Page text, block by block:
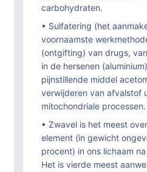
carbohydraten.
• Sulfatering (het
voornaamste
(ontgifting) van drugs,
in de hersenen
pijnstillende middel
verwijderen van afvalstof
mitochondriale processen.
• Zwavel is het meest
element (in gewicht
procent) in ons lichaam
Het is vierde meest